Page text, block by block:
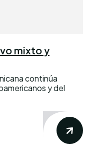
mixto y
continúa
y del